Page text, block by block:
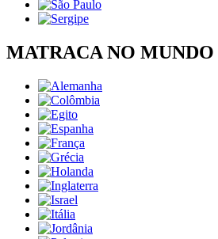
MATRACA NO MUNDO